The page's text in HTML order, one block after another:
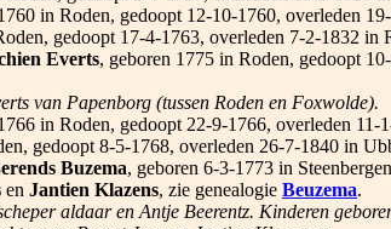
in Roden, gedoopt 12-10-1760, overleden
gedoopt 17-4-1763, overleden 7-2-1832 in
Everts, geboren 1775 in Roden, gedoopt
van Papenborg (tussen Roden en Foxwolde).
in Roden, gedoopt 22-9-1766, overleden 11-
gedoopt 8-5-1768, overleden 26-7-1840 in
Buzema, geboren 6-3-1773 in
en Jantien Klazens, zie genealogie Beuzema.
aldaar en Antje Beerentz. Kinderen